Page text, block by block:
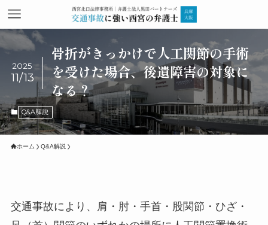
骨折がきっかけで人工関節の手術
を受けた場合、後遺障害の対象に
なる？
2025
11/13
Q&A解説
ホーム Q&A解説
交通事故により、肩・肘・手首・股関節・ひざ・